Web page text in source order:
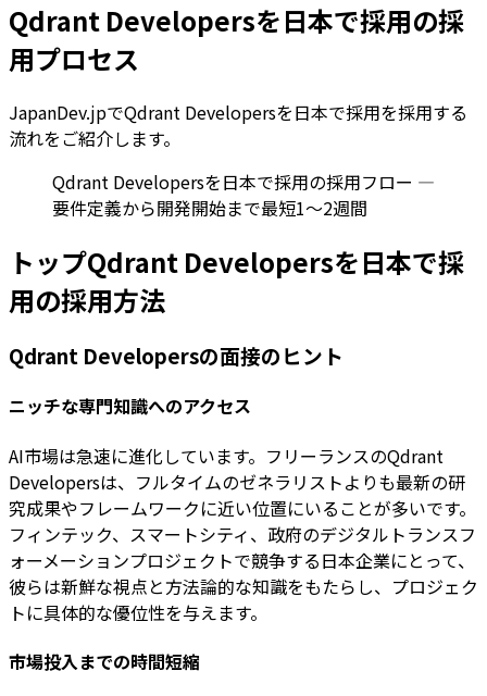
Qdrant Developersを日本で採用の採
用プロセス
JapanDev.jpでQdrant Developersを日本で採用を採用する
流れをご紹介します。
Qdrant Developersを日本で採用の採用フロー —
要件定義から開発開始まで最短1〜2週間
トップQdrant Developersを日本で採
用の採用方法
Qdrant Developersの面接のヒント
ニッチな専門知識へのアクセス
AI市場は急速に進化しています。フリーランスのQdrant
Developersは、フルタイムのゼネラリストよりも最新の研
究成果やフレームワークに近い位置にいることが多いです。
フィンテック、スマートシティ、政府のデジタルトランスフ
ォーメーションプロジェクトで競争する日本企業にとって、
彼らは新鮮な視点と方法論的な知識をもたらし、プロジェク
トに具体的な優位性を与えます。
市場投入までの時間短縮